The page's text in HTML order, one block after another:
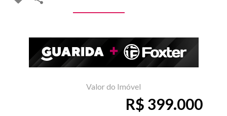
Valor do Imóvel
R$ 399.000